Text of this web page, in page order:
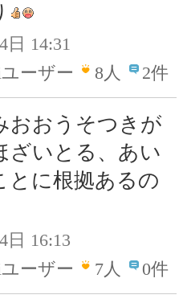
日 14:31
ーザー
8人 2件
おおうそつきが
ざいとる、あい
とに根拠あるの
日 16:13
ーザー
7人 0件